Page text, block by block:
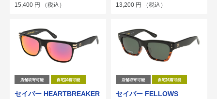
15,400 円 （税込）
13,200 円 （税込）
店舗取寄可能 自宅試着可能
セイバー HEARTBREAKER
店舗取寄可能 自宅試着可能
セイバー FELLOWS